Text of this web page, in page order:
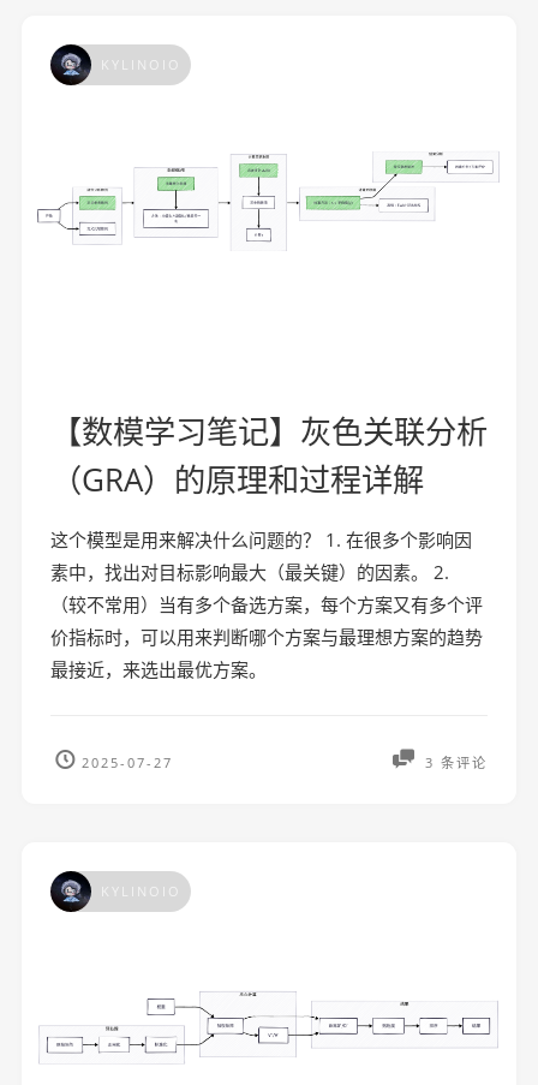
KYLINOIO
【数模学习笔记】灰色关联分析
（GRA）的原理和过程详解
这个模型是用来解决什么问题的？ 1. 在很多个影响因
素中，找出对目标影响最大（最关键）的因素。 2.
（较不常用）当有多个备选方案，每个方案又有多个评
价指标时，可以用来判断哪个方案与最理想方案的趋势
最接近，来选出最优方案。
2025-07-27 3 条评论
KYLINOIO